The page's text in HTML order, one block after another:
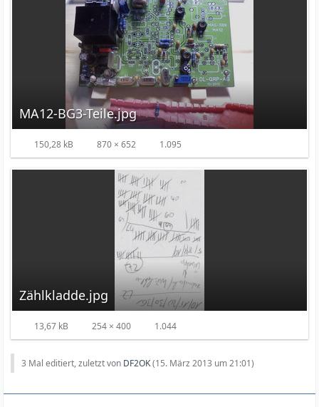
MA12-BG3-Teile.jpg
150,28 kB 870 × 652 1.095
Zählkladde.jpg
13,67 kB 254 × 400 1.044
3 Mal editiert, zuletzt von DF2OK(15. März 2013 um 21:01)